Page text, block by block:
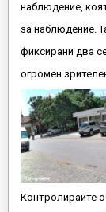
наблюдение,
за наблюдение.
фиксирани два
огромен
Контролирайте